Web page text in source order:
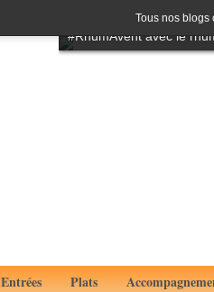
Tous nos blogs
Tartare de boeuf à
#RhumAvent avec le
Entrées Plats